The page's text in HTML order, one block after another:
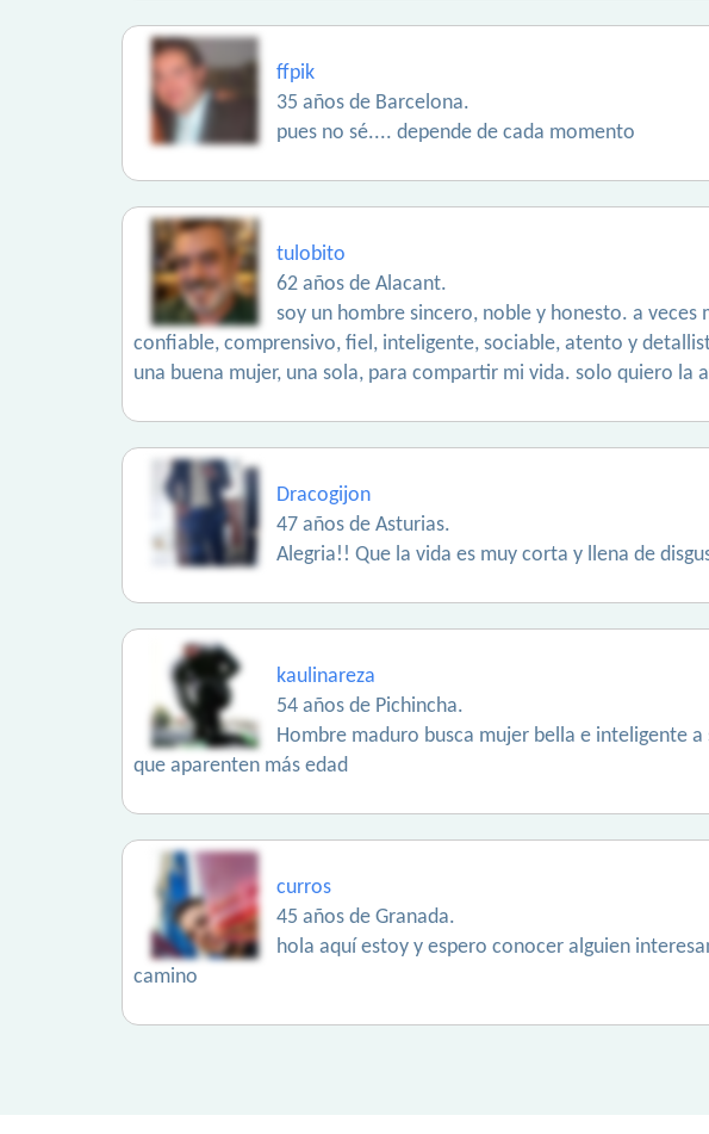
ffpik
35 años de Barcelona.
pues no sé.... depende de cada momento
tulobito
62 años de Alacant.
soy un hombre sincero, noble y honesto. a
confiable, comprensivo, fiel, inteligente, sociable, atento y
una buena mujer, una sola, para compartir mi vida. solo quiero la
Dracogijon
47 años de Asturias.
Alegria!! Que la vida es muy corta y llena de
kaulinareza
54 años de Pichincha.
Hombre maduro busca mujer bella e inteligente
que aparenten más edad
curros
45 años de Granada.
hola aquí estoy y espero conocer alguien
camino